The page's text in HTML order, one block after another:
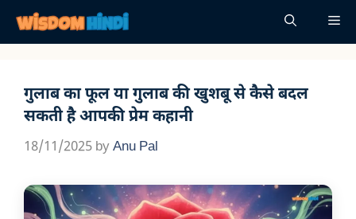
content
गुलाब का फूल या गुलाब की खुशबू से कैसे बदल
सकती है आपकी प्रेम कहानी
18/11/2025 byAnu Pal